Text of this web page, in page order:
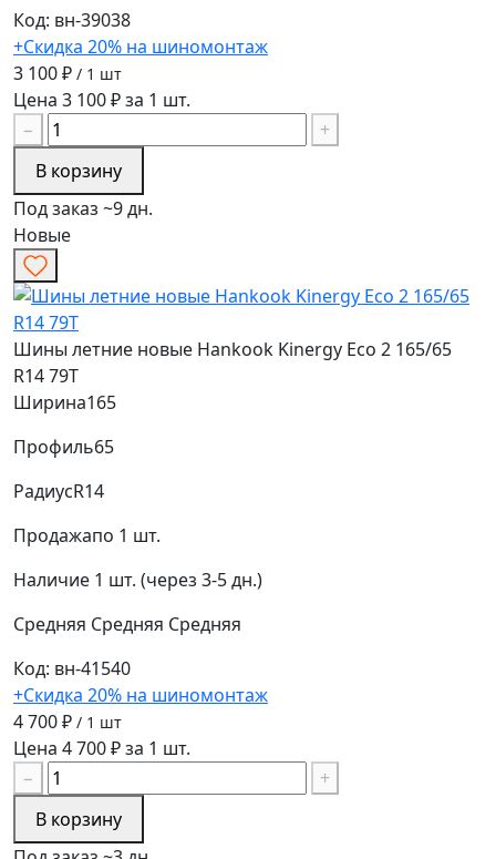
Код: вн-39038
+Скидка 20% на шиномонтаж
3 100 ₽ / 1 шт
Цена 3 100 ₽ за 1 шт.
−
+
В корзину
Под заказ ~9 дн.
Новые
Шины летние новые Hankook Kinergy Eco 2 165/65
R14 79T
Ширина165
Профиль65
РадиусR14
Продажапо 1 шт.
Наличие 1 шт. (через 3-5 дн.)
Средняя Средняя Средняя
Код: вн-41540
+Скидка 20% на шиномонтаж
4 700 ₽ / 1 шт
Цена 4 700 ₽ за 1 шт.
−
+
В корзину